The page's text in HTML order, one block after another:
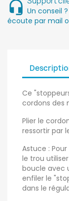
Un conseil
écoute par mail
Ce
cordons des
Plier le
ressortir par
Astuce :
le trou
boucle avec
enfiler le
dans le